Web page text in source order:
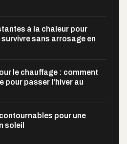
à la chaleur pour
sans arrosage en
le chauffage : comment
pour passer l’hiver au
pour une
soleil